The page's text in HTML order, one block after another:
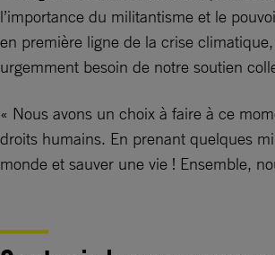
l’importance du militantisme et le
en première ligne de la crise
urgemment besoin de notre soutien
« Nous avons un choix à faire à ce
droits humains. En prenant quelques
monde et sauver une vie ! Ensemble,